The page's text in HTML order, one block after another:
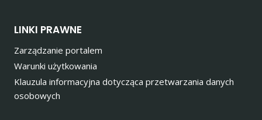
LINKI PRAWNE
Zarządzanie portalem
Warunki użytkowania
Klauzula informacyjna dotycząca przetwarzania danych
osobowych